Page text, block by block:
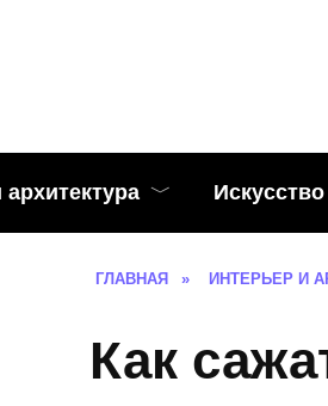
Искусство
ГЛАВНАЯ » ИНТЕРЬЕР И
Как